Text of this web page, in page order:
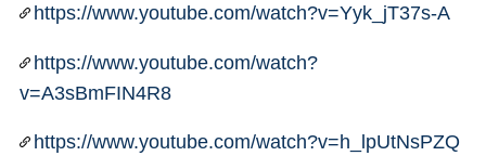
https://www.youtube.com/watch?v=Yyk_jT37s-A
https://www.youtube.com/watch?
v=A3sBmFIN4R8
https://www.youtube.com/watch?v=h_lpUtNsPZQ